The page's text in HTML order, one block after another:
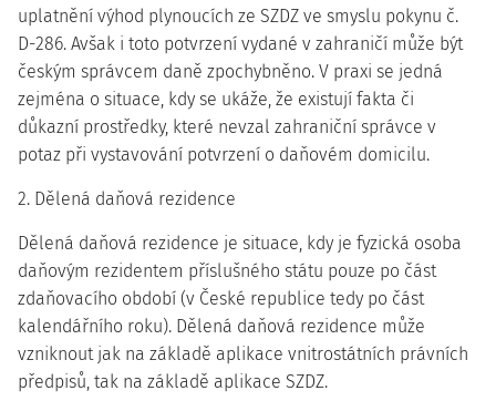
uplatnění výhod plynoucích ze SZDZ ve smyslu pokynu č.
D-286. Avšak i toto potvrzení vydané v zahraničí může být
českým správcem daně zpochybněno. V praxi se jedná
zejména o situace, kdy se ukáže, že existují fakta či
důkazní prostředky, které nevzal zahraniční správce v
potaz při vystavování potvrzení o daňovém domicilu.
2. Dělená daňová rezidence
Dělená daňová rezidence je situace, kdy je fyzická osoba
daňovým rezidentem příslušného státu pouze po část
zdaňovacího období (v České republice tedy po část
kalendářního roku). Dělená daňová rezidence může
vzniknout jak na základě aplikace vnitrostátních právních
předpisů, tak na základě aplikace SZDZ.